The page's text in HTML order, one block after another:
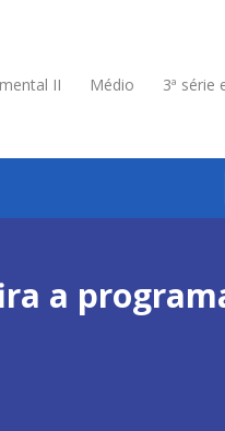
II Médio 3ª série
a